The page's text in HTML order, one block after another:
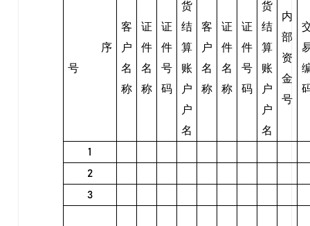
序
号
客
户
名
称
证
件
名
称
证
件
号
码
货
结
算
账
户
户
名
客
户
名
称
证
件
名
称
证
件
号
码
货
结
算
账
户
户
名
内
部
资
金
号
1
2
3